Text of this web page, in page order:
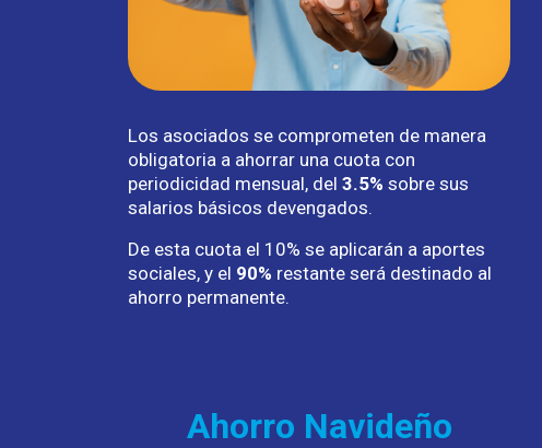
Los asociados se comprometen de manera
obligatoria a ahorrar una cuota con
periodicidad mensual, del 3.5% sobre sus
salarios básicos devengados.
De esta cuota el 10% se aplicarán a aportes
sociales, y el 90% restante será destinado al
ahorro permanente.
Ahorro Navideño